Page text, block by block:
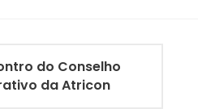
do Conselho
da Atricon